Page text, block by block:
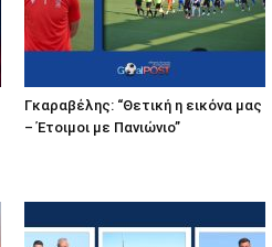
Γκαραβέλης: “Θετική η εικόνα μας
– Έτοιμοι με Πανιώνιο”